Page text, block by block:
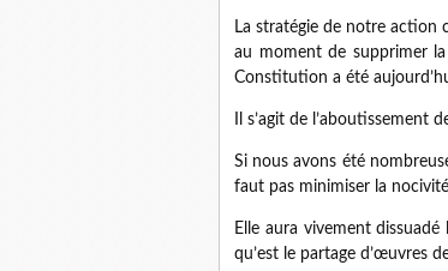
La stratégie de notre action
au moment de supprimer
Constitution a été
Il s’agit de
Si nous avons été
faut pas minimiser la
Elle aura vivement
qu’est le partage d’œuvres